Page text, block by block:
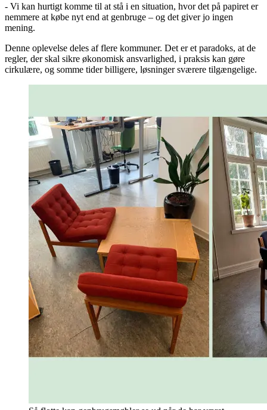
- Vi kan hurtigt komme til at stå i en situation, hvor det på papiret er
nemmere at købe nyt end at genbruge – og det giver jo ingen
mening.
Denne oplevelse deles af flere kommuner. Det er et paradoks, at de
regler, der skal sikre økonomisk ansvarlighed, i praksis kan gøre
cirkulære, og somme tider billigere, løsninger sværere tilgængelige.